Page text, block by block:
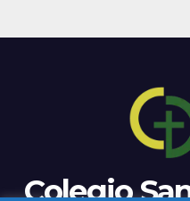
Colegio